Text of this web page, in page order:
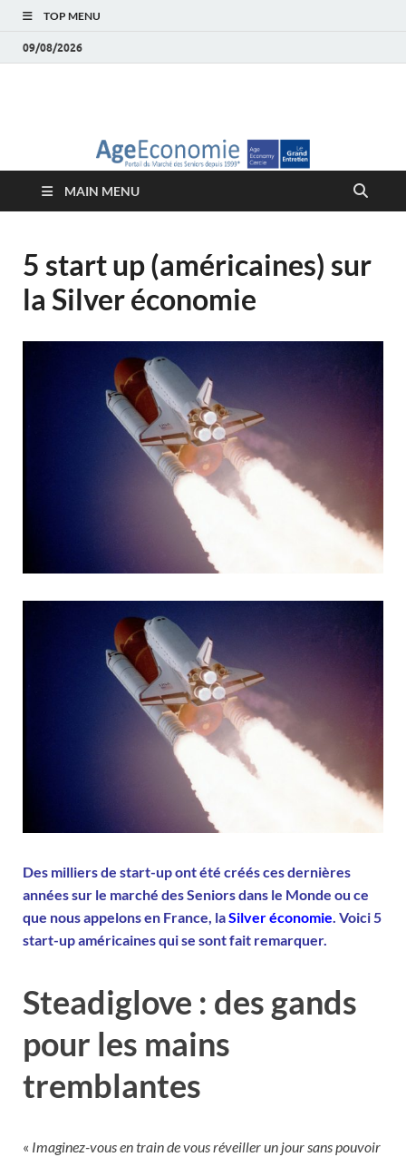
TOP MENU
09/08/2026
économie – Marché
des Seniors
MAIN MENU
5 start up (américaines) sur
la Silver économie
Des milliers de start-up ont été créés ces dernières
années sur le marché des Seniors dans le Monde ou ce
que nous appelons en France, laSilver économie. Voici 5
start-up américaines qui se sont fait remarquer.
Steadiglove : des gands
pour les mains
tremblantes
« Imaginez-vous en train de vous réveiller un jour sans pouvoir